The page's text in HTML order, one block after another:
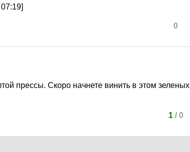
0
прессы. Скоро начнете винить в этом зеленых
1/ 0